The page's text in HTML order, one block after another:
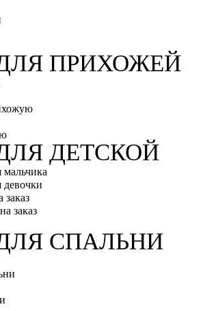
ПРИХОЖЕЙ
ДЕТСКОЙ
мальчика
девочки
заказ
заказ
СПАЛЬНИ